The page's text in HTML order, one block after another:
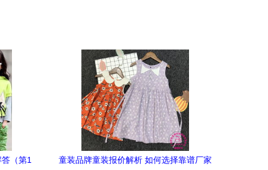
（第1
童装品牌童装报价解析 如何选择靠谱厂家